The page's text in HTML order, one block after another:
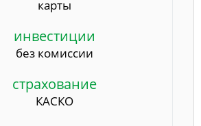
карты
инвестиции
без комиссии
страхование
КАСКО